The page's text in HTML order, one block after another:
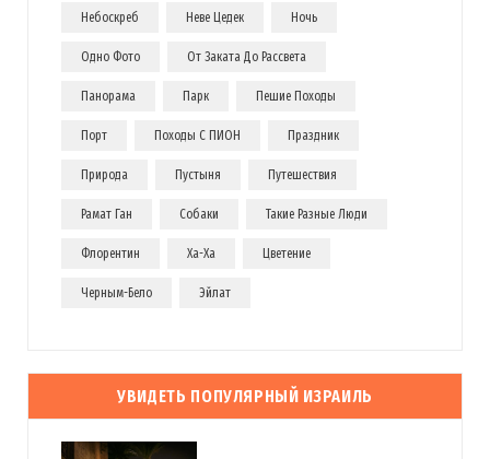
Небоскреб Неве Цедек Ночь
Одно Фото От Заката До Рассвета
Панорама Парк Пешие Походы
Порт Походы С ПИОН Праздник
Природа Пустыня Путешествия
Рамат Ган Собаки Такие Разные Люди
Флорентин Ха-Ха Цветение
Черным-Бело Эйлат
УВИДЕТЬ ПОПУЛЯРНЫЙ ИЗРАИЛЬ